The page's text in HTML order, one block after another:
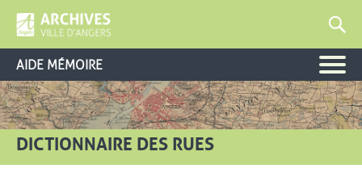
AIDE MÉMOIRE
DICTIONNAIRE DES RUES